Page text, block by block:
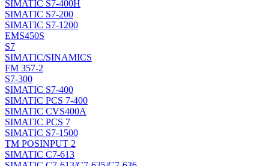
SIMATIC S7-400H
SIMATIC S7-200
SIMATIC S7-1200
EMS450S
S7
SIMATIC/SINAMICS
FM 357-2
S7-300
SIMATIC S7-400
SIMATIC PCS 7-400
SIMATIC CVS400A
SIMATIC PCS 7
SIMATIC S7-1500
TM POSINPUT 2
SIMATIC C7-613